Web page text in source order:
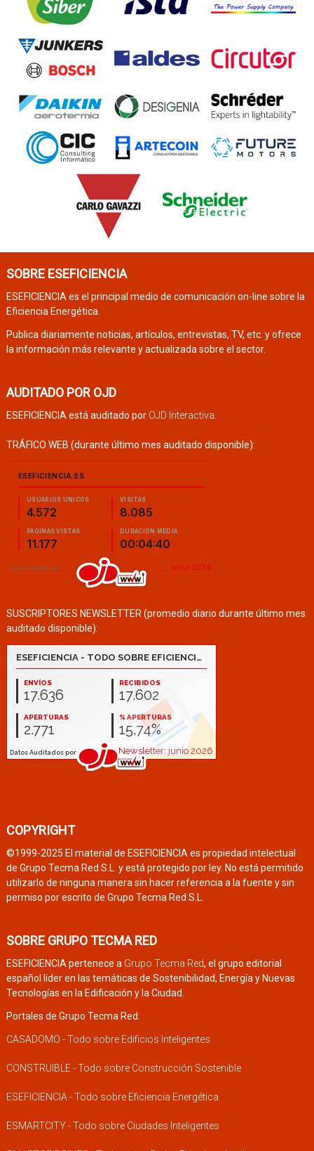
SOBRE ESEFICIENCIA
ESEFICIENCIA es el principal medio de comunicación on-line sobre la
Eficiencia Energética.
Publica diariamente noticias, artículos, entrevistas, TV, etc. y ofrece
la información más relevante y actualizada sobre el sector.
AUDITADO POR OJD
ESEFICIENCIA está auditado por OJD Interactiva
TRÁFICO WEB (durante último mes auditado disponible):
SUSCRIPTORES NEWSLETTER (promedio diario durante último mes
auditado disponible):
COPYRIGHT
©1999-2025 El material de ESEFICIENCIA es propiedad intelectual
de Grupo Tecma Red S.L. y está protegido por ley. No está permitido
utilizarlo de ninguna manera sin hacer referencia a la fuente y sin
permiso por escrito de Grupo Tecma Red S.L.
SOBRE GRUPO TECMA RED
ESEFICIENCIA pertenece a Grupo Tecma Red, el grupo editorial
español líder en las temáticas de Sostenibilidad, Energía y Nuevas
Tecnologías en la Edificación y la Ciudad.
Portales de Grupo Tecma Red:
CASADOMO - Todo sobre Edificios Inteligentes
CONSTRUIBLE - Todo sobre Construcción Sostenible
ESEFICIENCIA - Todo sobre Eficiencia Energética
ESMARTCITY - Todo sobre Ciudades Inteligentes